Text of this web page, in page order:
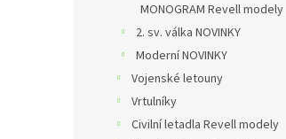
MONOGRAM Revell modely
2. sv. válka NOVINKY
Moderní NOVINKY
Vojenské letouny
Vrtulníky
Civilní letadla Revell modely